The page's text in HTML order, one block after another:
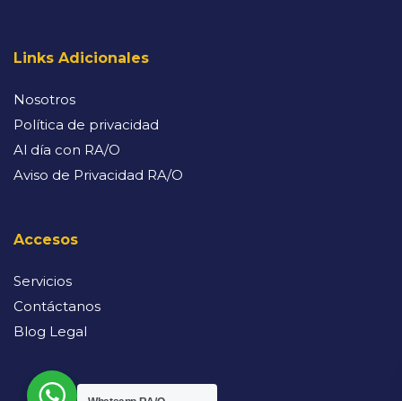
Links Adicionales
Nosotros
Política de privacidad
Al día con RA/O
Aviso de Privacidad RA/O
Accesos
Servicios
Contáctanos
Blog Legal